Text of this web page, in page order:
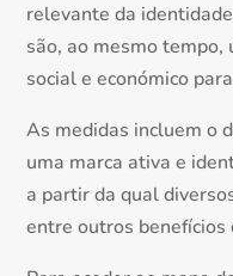
relevante da
são, ao mesmo
social e económico
As medidas incluem o
uma marca ativa e
a partir da qual
entre outros benefícios